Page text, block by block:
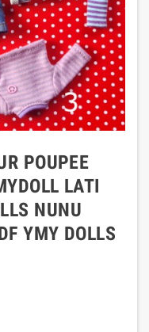
POUPEE
LATI
NUNU
YMY DOLLS